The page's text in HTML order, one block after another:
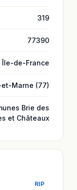
319
77390
Île-de-France
Marne (77)
Brie des
et Châteaux
RIP